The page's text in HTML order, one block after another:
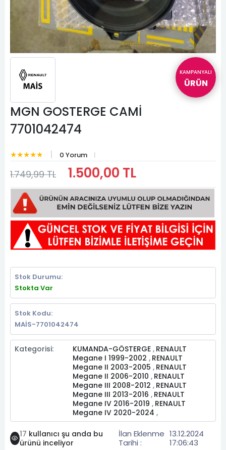
KAMPANYALI
ÜRÜN
MGN GOSTERGE CAMİ
7701042474
★★★★★ 0 Yorum
1.749,99 TL 1.500,00 TL
Stok Durumu:
Stokta Var
Stok Kodu:
MAİS-7701042474
Kategorisi: KUMANDA-GÖSTERGE , RENAULT
Megane I 1999-2002 , RENAULT
Megane II 2003-2005 , RENAULT
Megane II 2006-2010 , RENAULT
Megane III 2008-2012 , RENAULT
Megane III 2013-2016 , RENAULT
Megane IV 2016-2019 , RENAULT
Megane IV 2020-2024 ,
17 kullanıcı şu anda bu
ürünü inceliyor
İlan Eklenme
Tarihi :
13.12.2024
17:06:43